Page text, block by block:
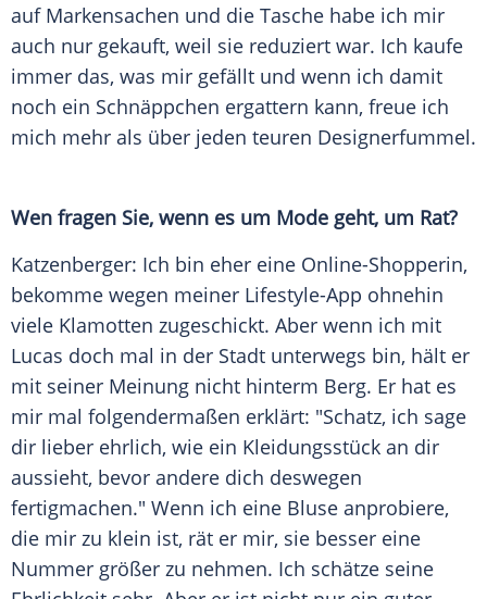
auf Markensachen und die Tasche habe ich mir
auch nur gekauft, weil sie reduziert war. Ich kaufe
immer das, was mir gefällt und wenn ich damit
noch ein Schnäppchen ergattern kann, freue ich
mich mehr als über jeden teuren Designerfummel.
Wen fragen Sie, wenn es um Mode geht, um Rat?
Katzenberger: Ich bin eher eine Online-Shopperin,
bekomme wegen meiner Lifestyle-App ohnehin
viele Klamotten zugeschickt. Aber wenn ich mit
Lucas doch mal in der Stadt unterwegs bin, hält er
mit seiner Meinung nicht hinterm Berg. Er hat es
mir mal folgendermaßen erklärt: "Schatz, ich sage
dir lieber ehrlich, wie ein Kleidungsstück an dir
aussieht, bevor andere dich deswegen
fertigmachen." Wenn ich eine Bluse anprobiere,
die mir zu klein ist, rät er mir, sie besser eine
Nummer größer zu nehmen. Ich schätze seine